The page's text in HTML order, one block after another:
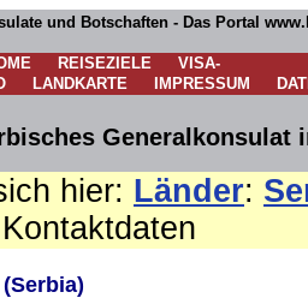
und Botschaften - Das Portal
REISEZIELE
VISA-
LANDKARTE IMPRESSUM
Generalkonsulat
hier: Länder: